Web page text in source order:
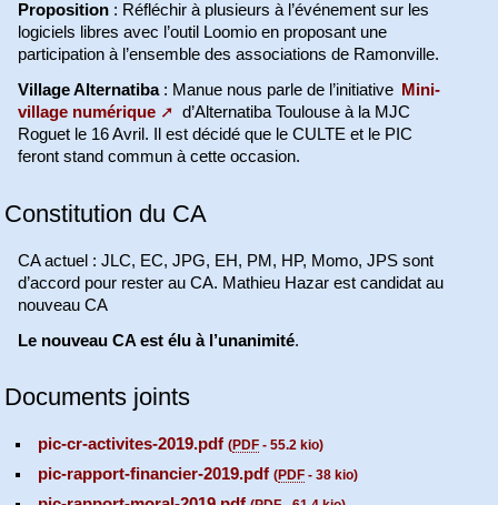
Proposition : Réfléchir à plusieurs à l’événement sur les
logiciels libres avec l’outil Loomio en proposant une
participation à l’ensemble des associations de Ramonville.
Village Alternatiba: Manue nous parle de l’initiative Mini-
village numérique
d’Alternatiba Toulouse à la MJC
Roguet le 16 Avril. Il est décidé que le CULTE et le PIC
feront stand commun à cette occasion.
Constitution du CA
CA actuel : JLC, EC, JPG, EH, PM, HP, Momo, JPS sont
d’accord pour rester au CA. Mathieu Hazar est candidat au
nouveau CA
Le nouveau CA est élu à l’unanimité.
Documents joints
pic-cr-activites-2019.pdf (PDF -55.2 kio)
pic-rapport-financier-2019.pdf (PDF -38 kio)